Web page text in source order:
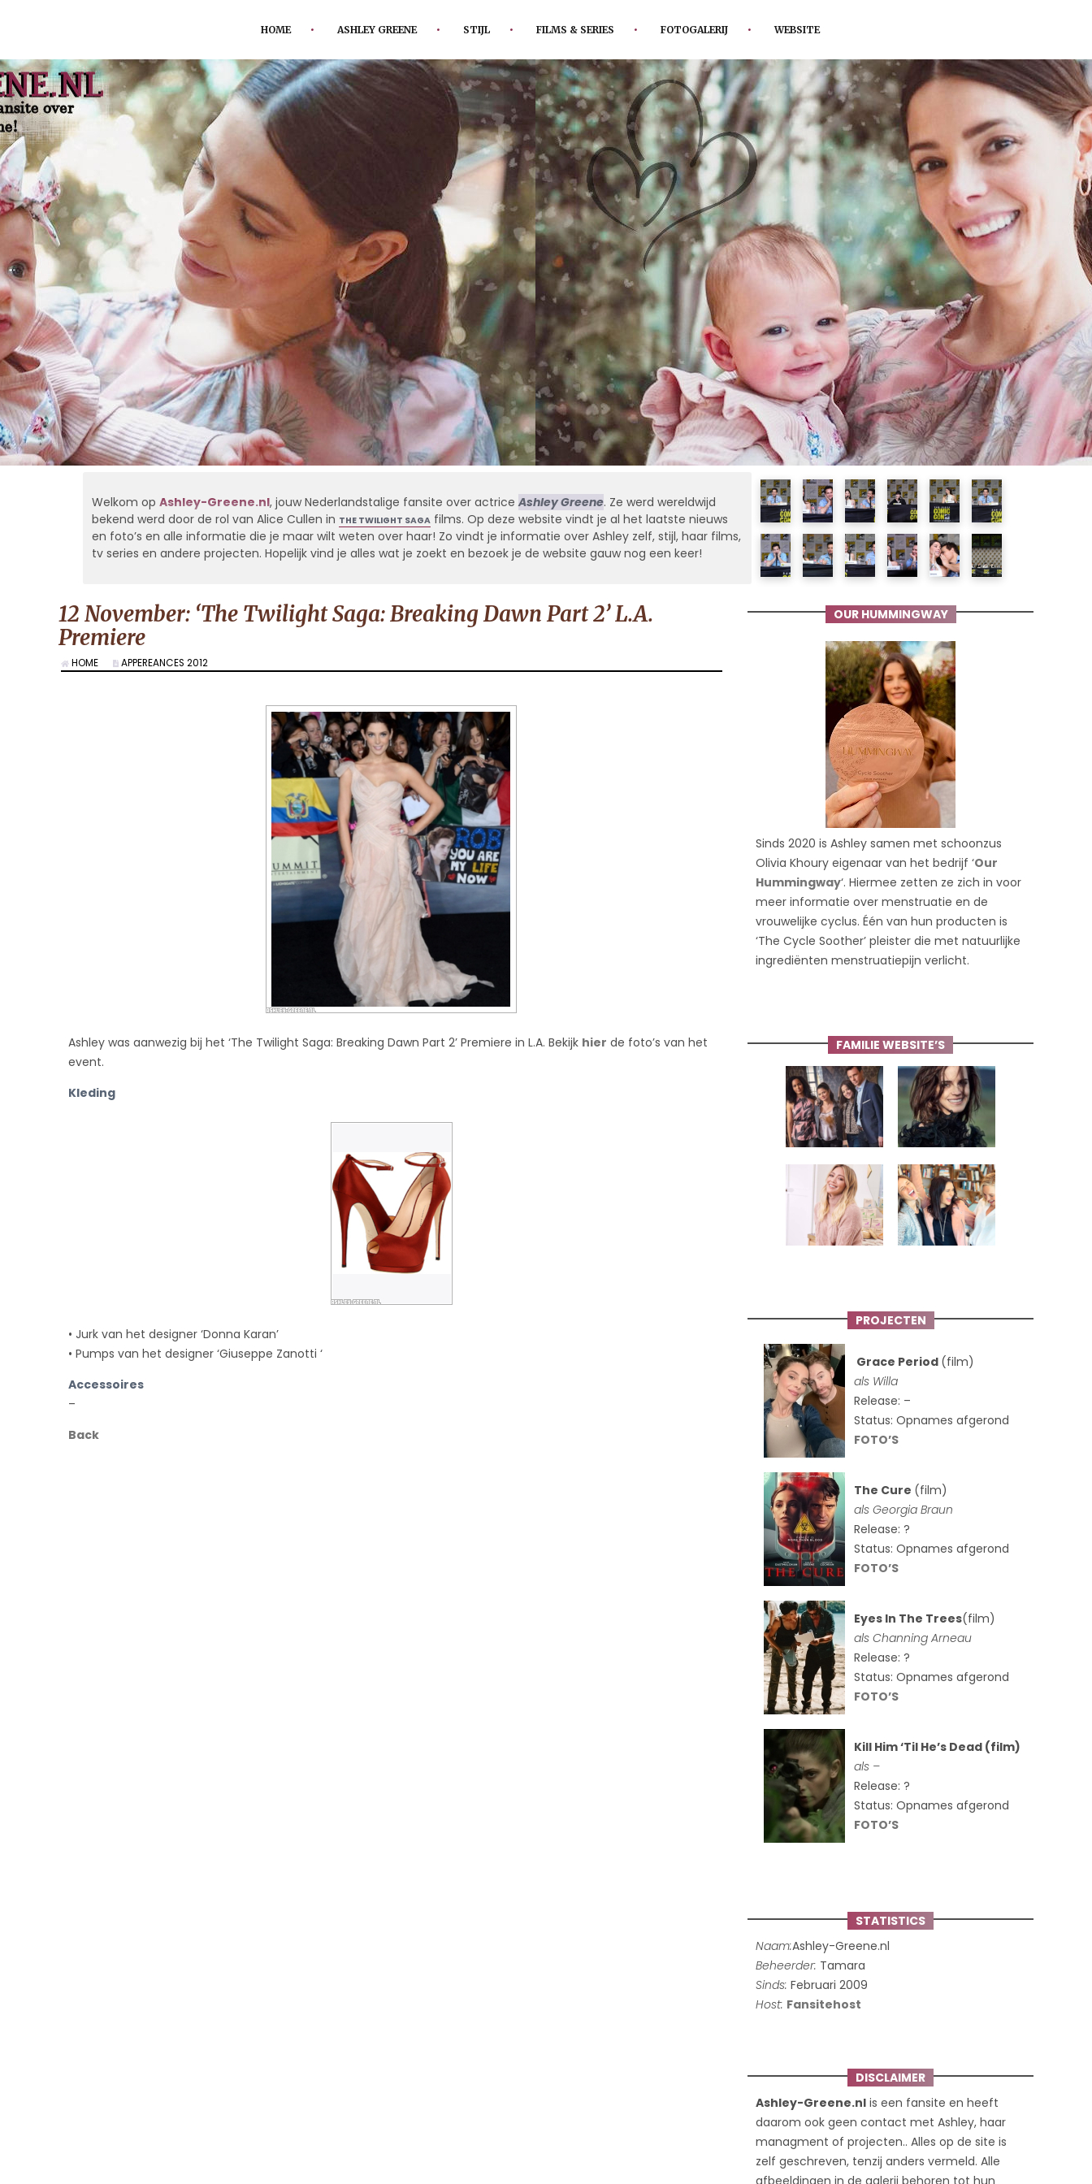
HOME ASHLEY GREENE STIJL FILMS & SERIES FOTOGALERIJ WEBSITE
Welkom op Ashley-Greene.nl, jouw Nederlandstalige fansite over actriceAshley Greene. Ze werd wereldwijd
bekend werd door de rol van Alice Cullen in THE TWILIGHT SAGAfilms. Op deze website vindt je al het laatste nieuws
en foto’s en alle informatie die je maar wilt weten over haar! Zo vindt je informatie over Ashley zelf, stijl, haar films,
tv series en andere projecten. Hopelijk vind je alles wat je zoekt en bezoek je de website gauw nog een keer!
OUR HUMMINGWAY
Sinds 2020 is Ashley samen met schoonzus
Olivia Khoury eigenaar van het bedrijf ‘Our
Hummingway‘. Hiermee zetten ze zich in voor
meer informatie over menstruatie en de
vrouwelijke cyclus. Één van hun producten is
‘The Cycle Soother’ pleister die met natuurlijke
ingrediënten menstruatiepijn verlicht.
FAMILIE WEBSITE’S
PROJECTEN
Grace Period (film)
als Willa
Release: –
Status: Opnames afgerond
FOTO’S
The Cure (film)
alsGeorgia Braun
Release: ?
Status: Opnames afgerond
FOTO’S
Eyes In The Trees(film)
als Channing Arneau
Release: ?
Status: Opnames afgerond
FOTO’S
Kill Him ‘Til He’s Dead (film)
als –
Release: ?
Status: Opnames afgerond
FOTO’S
STATISTICS
Naam:Ashley-Greene.nl
Beheerder: Tamara
Sinds: Februari 2009
Host: Fansitehost
DISCLAIMER
Ashley-Greene.nl is een fansite en heeft
daarom ook geen contact met Ashley, haar
managment of projecten.. Alles op de site is
zelf geschreven, tenzij anders vermeld. Alle
afbeeldingen in de galerij behoren tot hun
12 November: ‘The Twilight Saga: Breaking Dawn Part 2’ L.A.
Premiere
HOME APPEREANCES 2012
Ashley was aanwezig bij het ‘The Twilight Saga: Breaking Dawn Part 2’ Premiere in L.A. Bekijk hier de foto’s van het
event.
Kleding
• Jurk van het designer ‘Donna Karan’
• Pumps van het designer ‘Giuseppe Zanotti ‘
Accessoires
–
Back